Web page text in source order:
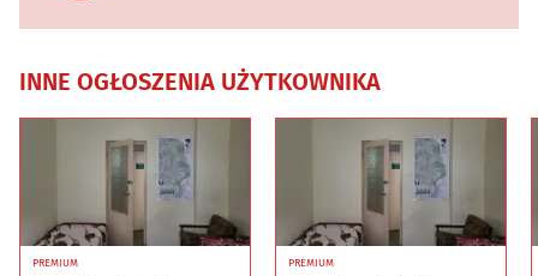
INNE OGŁOSZENIA UŻYTKOWNIKA
PREMIUM PREMIUM